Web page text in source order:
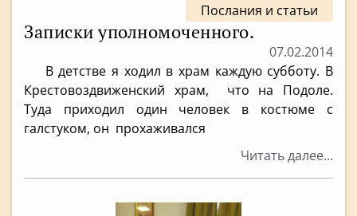
Послания и статьи
Записки уполномоченного.
07.02.2014
В детстве я ходил в храм каждую субботу. В
Крестовоздвиженский храм, что на Подоле.
Туда приходил один человек в костюме с
галстуком, он прохаживался
Читать далее...